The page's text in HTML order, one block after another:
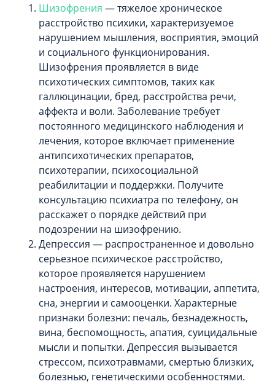
Шизофрения — тяжелое хроническое
расстройство психики, характеризуемое
нарушением мышления, восприятия, эмоций
и социального функционирования.
Шизофрения проявляется в виде
психотических симптомов, таких как
галлюцинации, бред, расстройства речи,
аффекта и воли. Заболевание требует
постоянного медицинского наблюдения и
лечения, которое включает применение
антипсихотических препаратов,
психотерапии, психосоциальной
реабилитации и поддержки. Получите
консультацию психиатра по телефону, он
расскажет о порядке действий при
подозрении на шизофрению.
Депрессия — распространенное и довольно
серьезное психическое расстройство,
которое проявляется нарушением
настроения, интересов, мотивации, аппетита,
сна, энергии и самооценки. Характерные
признаки болезни: печаль, безнадежность,
вина, беспомощность, апатия, суицидальные
мысли и попытки. Депрессия вызывается
стрессом, психотравмами, смертью близких,
болезнью, генетическими особенностями.